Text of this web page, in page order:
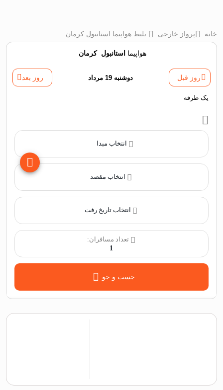
خانه پرواز خارجی بلیط هواپیما استانبول کرمان
هواپیما استانبول ‌کرمان
روز قبل دوشنبه 19 مرداد روز بعد
یک طرفه
انتخاب مبدا
انتخاب مقصد
تعداد مسافران:
1
جست و جو